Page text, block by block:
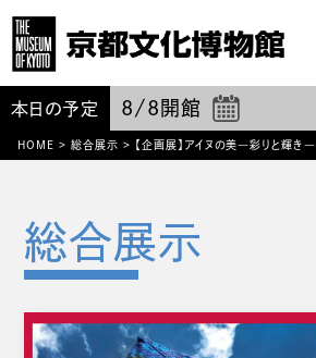
本日の予定 8/8 開館
HOME > 総合展示 > 【企画展】アイヌの美―彩りと輝き―